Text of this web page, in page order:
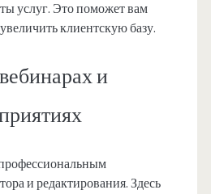
услуг. Это поможет вам
клиентскую базу.
и
и редактирования. Здесь